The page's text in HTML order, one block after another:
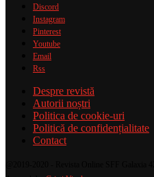
Discord
Instagram
Pinterest
Youtube
Email
Rss
Despre revistă
Autorii noștri
Politica de cookie-uri
Politică de confidențialitate
Contact